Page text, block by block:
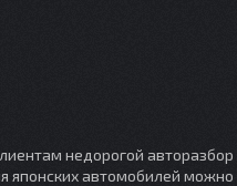
недорогой
автомобилей